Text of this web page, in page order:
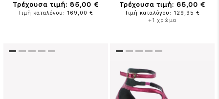
Τρέχουσα τιμή: 85,00 €
Τιμή καταλόγου: 169,00 €
Τρέχουσα τιμή: 65,00 €
Τιμή καταλόγου: 129,95 €
+1 χρώμα